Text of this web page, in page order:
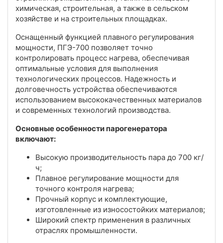
химическая, строительная, а также в сельском
хозяйстве и на строительных площадках.
Оснащенный функцией плавного регулирования
мощности, ПГЭ-700 позволяет точно
контролировать процесс нагрева, обеспечивая
оптимальные условия для выполнения
технологических процессов. Надежность и
долговечность устройства обеспечиваются
использованием высококачественных материалов
и современных технологий производства.
Основные особенности парогенератора
включают:
Высокую производительность пара до 700 кг/
ч;
Плавное регулирование мощности для
точного контроля нагрева;
Прочный корпус и комплектующие,
изготовленные из износостойких материалов;
Широкий спектр применения в различных
отраслях промышленности.